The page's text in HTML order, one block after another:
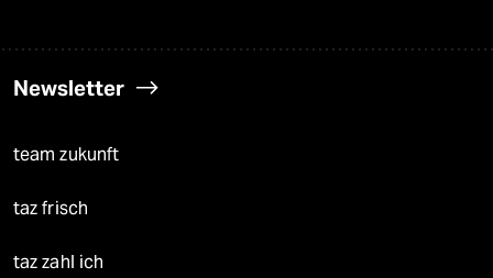
Newsletter
team zukunft
taz frisch
taz zahl ich